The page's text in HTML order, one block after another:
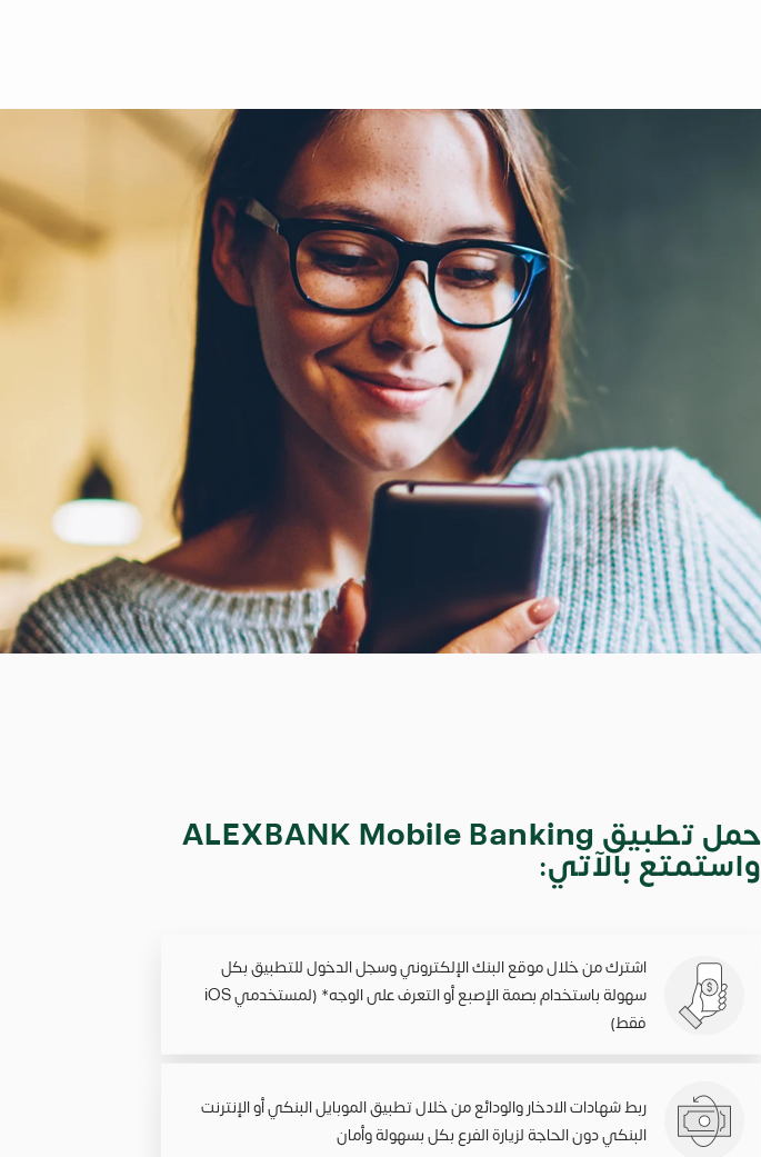
حمل تطبيق ALEXBANK Mobile Banking
واستمتع بالآتي:
اشترك من خلال موقع البنك الإلكتروني وسجل الدخول للتطبيق بكل
سهولة باستخدام بصمة الإصبع أو التعرف على الوجه* (لمستخدمي iOS
فقط)
ربط شهادات الادخار والودائع من خلال تطبيق الموبايل البنكي أو الإنترنت
البنكي دون الحاجة لزيارة الفرع بكل بسهولة وأمان